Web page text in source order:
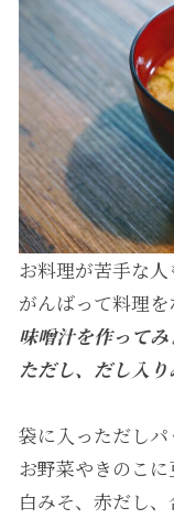
お料理が苦手な人
がんばって料理を
味噌汁を作って
ただし、だし入り
袋に入っただし
お野菜やきのこに
白みそ、赤だし、